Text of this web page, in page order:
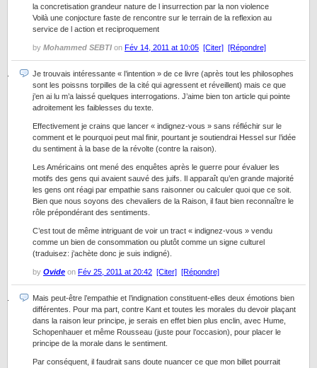
la concretisation grandeur nature de l insurrection par la non violence
Voilà une conjocture faste de rencontre sur le terrain de la reflexion au
service de l action et reciproquement
by Mohammed SEBTI on Fév 14, 2011 at 10:05 [Citer] [Répondre]
Je trouvais intéressante « l’intention » de ce livre (après tout les philosophes
sont les poissns torpilles de la cité qui agressent et réveillent) mais ce que
j’en ai lu m’a laissé quelques interrogations. J’aime bien ton article qui pointe
adroitement les faiblesses du texte.
Effectivement je crains que lancer « indignez-vous » sans réfléchir sur le
comment et le pourquoi peut mal finir, pourtant je soutiendrai Hessel sur l’idée
du sentiment à la base de la révolte (contre la raison).
Les Américains ont mené des enquêtes après le guerre pour évaluer les
motifs des gens qui avaient sauvé des juifs. Il apparaît qu’en grande majorité
les gens ont réagi par empathie sans raisonner ou calculer quoi que ce soit.
Bien que nous soyons des chevaliers de la Raison, il faut bien reconnaître le
rôle prépondérant des sentiments.
C’est tout de même intriguant de voir un tract « indignez-vous » vendu
comme un bien de consommation ou plutôt comme un signe culturel
(traduisez: j’achète donc je suis indigné).
by Ovide on Fév 25, 2011 at 20:42 [Citer] [Répondre]
Mais peut-être l’empathie et l’indignation constituent-elles deux émotions bien
différentes. Pour ma part, contre Kant et toutes les morales du devoir plaçant
dans la raison leur principe, je serais en effet bien plus enclin, avec Hume,
Schopenhauer et même Rousseau (juste pour l’occasion), pour placer le
principe de la morale dans le sentiment.
Par conséquent, il faudrait sans doute nuancer ce que mon billet pourrait